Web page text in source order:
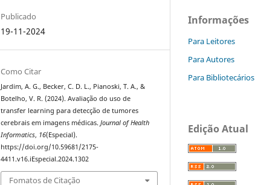
Publicado
19-11-2024
Como Citar
Jardim, A. G., Becker, C. D. L., Pianoski, T. A., &
Botelho, V. R. (2024). Avaliação do uso de
transfer learning para detecção de tumores
cerebrais em imagens médicas.Journal of Health
Informatics, 16(Especial).
https://doi.org/10.59681/2175-
4411.v16.iEspecial.2024.1302
Fomatos de Citação
Informações
Para Leitores
Para Autores
Para Bibliotecários
Edição Atual